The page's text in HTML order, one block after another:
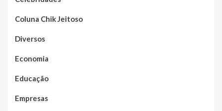
Coluna Chik Jeitoso
Diversos
Economia
Educação
Empresas